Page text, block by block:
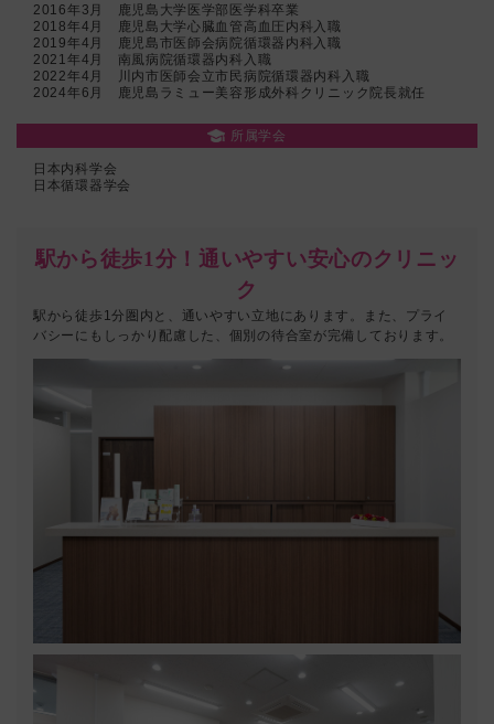
2016年3月 鹿児島大学医学部医学科卒業
2018年4月 鹿児島大学心臓血管高血圧内科入職
2019年4月 鹿児島市医師会病院循環器内科入職
2021年4月 南風病院循環器内科入職
2022年4月 川内市医師会立市民病院循環器内科入職
2024年6月 鹿児島ラミュー美容形成外科クリニック院長就任
所属学会
日本内科学会
日本循環器学会
駅から徒歩1分！通いやすい安心のクリニッ
ク
駅から徒歩1分圏内と、通いやすい立地にあります。また、プライ
バシーにもしっかり配慮した、個別の待合室が完備しております。